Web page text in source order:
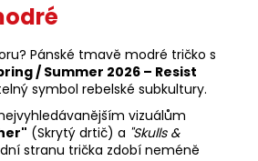
Pánské tmavě modré tričko s
/ Summer 2026 – Resist
symbol rebelské subkultury.
vizuálům
(Skrytý drtič) a "Skulls &
stranu trička zdobí neméně